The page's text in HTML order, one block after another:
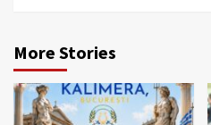
More Stories